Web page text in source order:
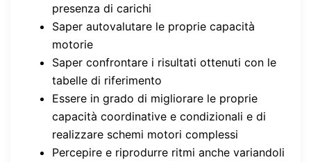
presenza di carichi
Saper autovalutare le proprie capacità
motorie
Saper confrontare i risultati ottenuti con le
tabelle di riferimento
Essere in grado di migliorare le proprie
capacità coordinative e condizionali e di
realizzare schemi motori complessi
Percepire e riprodurre ritmi anche variandoli